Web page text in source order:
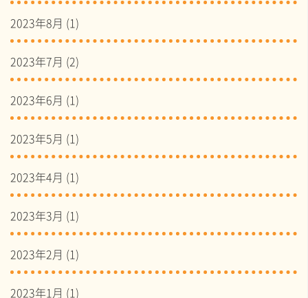
2023年8月 (1)
2023年7月 (2)
2023年6月 (1)
2023年5月 (1)
2023年4月 (1)
2023年3月 (1)
2023年2月 (1)
2023年1月 (1)